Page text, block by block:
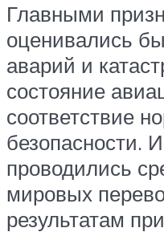
Главными
оценивались
аварий и
состояние
соответствие
безопасности.
проводились
мировых
результатам